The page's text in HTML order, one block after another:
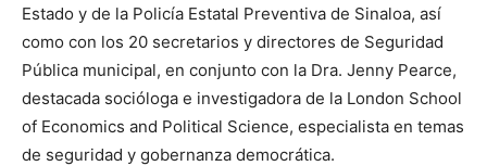
Estado y de la Policía Estatal Preventiva de Sinaloa, así
como con los 20 secretarios y directores de Seguridad
Pública municipal, en conjunto con la Dra. Jenny Pearce,
destacada socióloga e investigadora de la London School
of Economics and Political Science, especialista en temas
de seguridad y gobernanza democrática.